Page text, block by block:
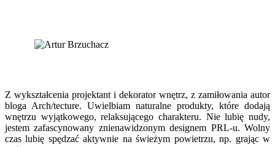
Z wykształcenia projektant i dekorator wnętrz, z zamiłowania autor
bloga Arch/tecture. Uwielbiam naturalne produkty, które dodają
wnętrzu wyjątkowego, relaksującego charakteru. Nie lubię nudy,
jestem zafascynowany znienawidzonym designem PRL-u. Wolny
czas lubię spędzać aktywnie na świeżym powietrzu, np. grając w